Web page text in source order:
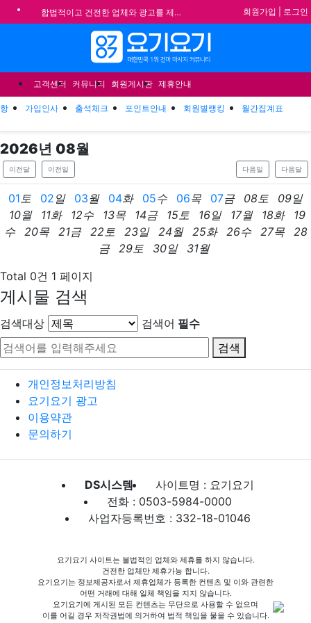
합법적이고 건전한 업체와 광고를 제휴합니다.
★요기요기 설 연휴 휴무 안내★
★ 요기요기 업체회원 안내사항 ★
불건전한 게시글은 삭제 및 회원탈퇴 됩니다.
회원가입 로그인
고객센터 커뮤니티 회원게시판 제휴안내
가입인사 출석체크 포인트안내 회원별랭킹 월간집계표
2026년 08월
이전달 이전일 다음일 다음달
01토 02 일 03월 04화 05수 06목 07금 08토 09일
10월 11화 12수 13목 14금 15토 16일 17월 18화
19
수
20목 21금 22토 23일 24월 25화 26수 27목
28
금
29토 30일 31월
Total 0건 1 페이지
게시물 검색
검색대상 검색어 필수
검색
개인정보처리방침
요기요기 광고
이용약관
문의하기
DS시스템
사이트명 : 요기요기
전화 : 0503-5984-0000
사업자등록번호 : 332-18-01046
요기요기 사이트는 불법적인 업체와 제휴를 하지 않습니다.
건전한 업체만 제휴가능 합니다.
요기요기는 정보제공자로서 제휴업체가 등록한 컨텐츠 및 이와 관련한
어떤 거래에 대해 일체 책임을 지지 않습니다.
요기요기에 게시된 모든 컨텐츠는 무단으로 사용할 수 없으며
이를 어길 경우 저작권법에 의거하여 법적 책임을 물을 수 있습니다.